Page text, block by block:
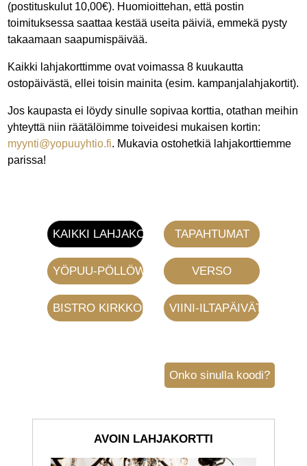
(postituskulut 10,00€). Huomioittehan, että postin
toimituksessa saattaa kestää useita päiviä, emmekä pysty
takaamaan saapumispäivää.
Kaikki lahjakorttimme ovat voimassa 8 kuukautta
ostopäivästä, ellei toisin mainita (esim. kampanjalahjakortit).
Jos kaupasta ei löydy sinulle sopivaa korttia, otathan meihin
yhteyttä niin räätälöimme toiveidesi mukaisen kortin:
myynti@yopuuyhtio.fi. Mukavia ostohetkiä lahjakorttiemme
parissa!
KAIKKI LAHJAKORTIT TAPAHTUMAT
YÖPUU-PÖLLÖWAARI VERSO
BISTRO KIRKKOPUISTOVIINI-ILTAPÄIVÄT
Onko sinulla koodi?
AVOIN LAHJAKORTTI